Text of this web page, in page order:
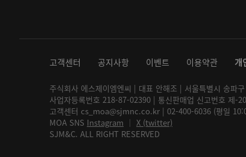
고객센터 공지사항 이벤트 이용약관 개
주식회사 에스제이엠엔씨 | 대표 안해조 | 서울특별시 송파
사업자등록번호 218-87-02390 | 통신판매업 신고번호 제-
고객센터 cs_moa@sjmnc.co.kr | 02-400-6036 (평일
MOA SNS Instagram │ X (twitter)
SJM&C. ALL RIGHT RESERVED